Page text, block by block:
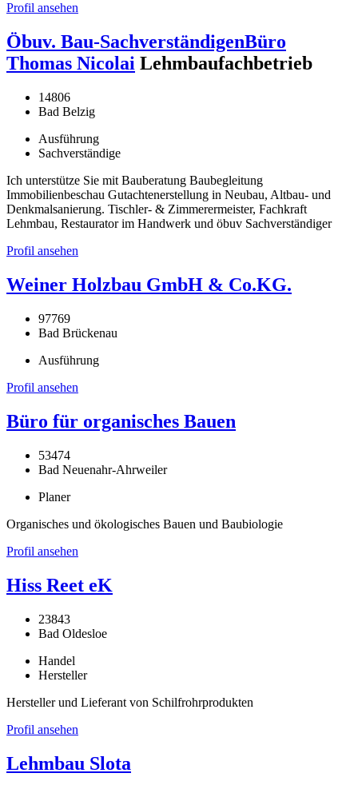
Profil ansehen
Öbuv. Bau-SachverständigenBüro
Thomas Nicolai Lehmbaufachbetrieb
14806
Bad Belzig
Ausführung
Sachverständige
Ich unterstütze Sie mit Bauberatung Baubegleitung
Immobilienbeschau Gutachtenerstellung in Neubau, Altbau- und
Denkmalsanierung. Tischler- & Zimmerermeister, Fachkraft
Lehmbau, Restaurator im Handwerk und öbuv Sachverständiger
Profil ansehen
Weiner Holzbau GmbH & Co.KG.
97769
Bad Brückenau
Ausführung
Profil ansehen
Büro für organisches Bauen
53474
Bad Neuenahr-Ahrweiler
Planer
Organisches und ökologisches Bauen und Baubiologie
Profil ansehen
Hiss Reet eK
23843
Bad Oldesloe
Handel
Hersteller
Hersteller und Lieferant von Schilfrohrprodukten
Profil ansehen
Lehmbau Slota